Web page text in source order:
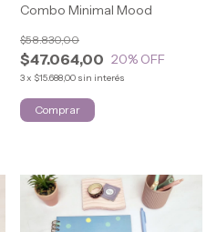
Combo Minimal Mood
$47.064,00
$58.830,00
20% OFF
3x $15.688,00 sin interés
Comprar